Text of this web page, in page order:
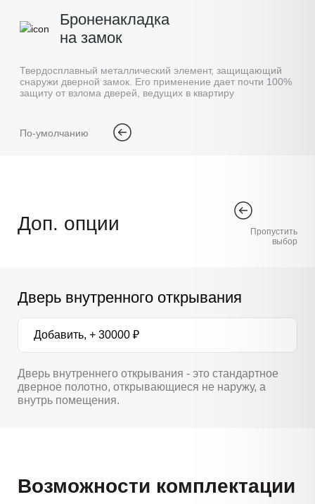
Броненакладка
на замок
Твердосплавный металлический элемент, защищающий
снаружи дверной замок. Его применение дает почти 100%
защиту от взлома дверей, ведущих в квартиру
По-умолчанию
Доп. опции
Пропустить
выбор
Дверь внутренного открывания
Добавить, + 30000 ₽
Дверь внутреннего открывания - это стандартное
дверное полотно, открывающиеся не наружу, а
внутрь помещения.
Возможности комплектации